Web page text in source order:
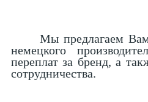
Мы предлагаем
немецкого
переплат за бренд, а
сотрудничества.